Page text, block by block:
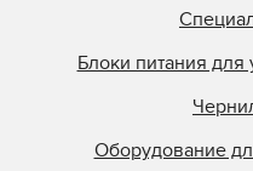
Блоки питания
Оборудование